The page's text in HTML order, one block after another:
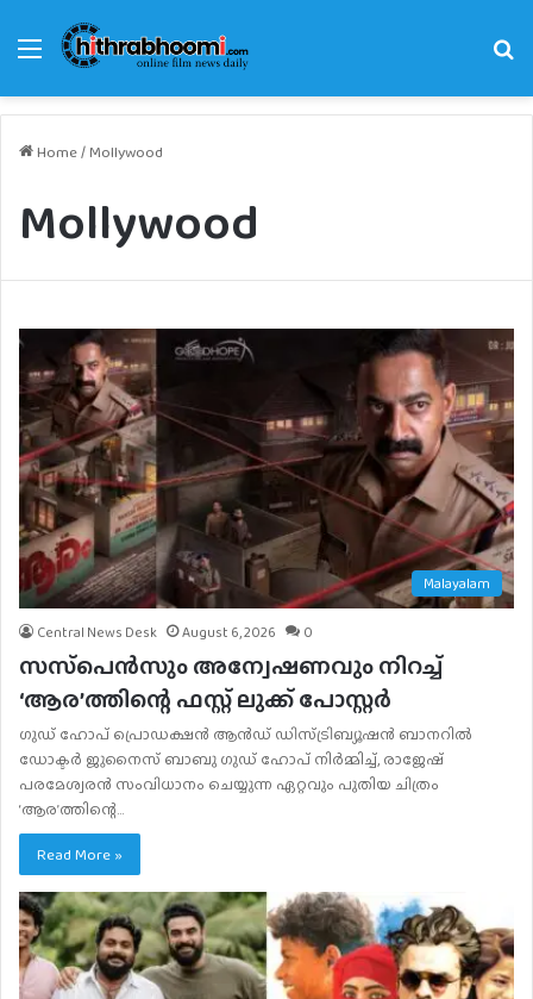
Menu
Home/ Mollywood
Mollywood
Malayalam
Central News Desk August 6, 2026 0
സസ്‌പെന്‍സും അന്വേഷണവും നിറച്ച്
‘ആര’ത്തിന്റെ ഫസ്റ്റ് ലുക്ക് പോസ്റ്റര്‍
ഗുഡ് ഹോപ് പ്രൊഡക്ഷന്‍ ആന്‍ഡ് ഡിസ്ട്രിബ്യൂഷന്‍ ബാനറില്‍
ഡോക്ടര്‍ ജുനൈസ് ബാബു ഗുഡ് ഹോപ് നിര്‍മ്മിച്ച്, രാജേഷ്
പരമേശ്വരന്‍ സംവിധാനം ചെയ്യുന്ന ഏറ്റവും പുതിയ ചിത്രം
‘ആര’ത്തിന്റെ…
Read More »